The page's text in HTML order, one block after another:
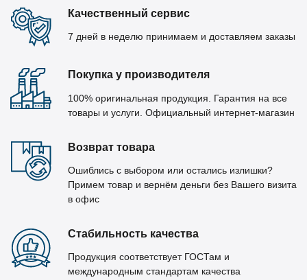
Качественный сервис
7 дней в неделю принимаем и доставляем заказы
Покупка у производителя
100% оригинальная продукция. Гарантия на все
товары и услуги. Официальный интернет-магазин
Возврат товара
Ошиблись с выбором или остались излишки?
Примем товар и вернём деньги без Вашего визита
в офис
Стабильность качества
Продукция соответствует ГОСТам и
международным стандартам качества